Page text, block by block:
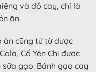
và đồ cay, chỉ là
ăn.
ăn cũng từ từ được
Cố Yên Chi được
gạo. Bánh gạo cay